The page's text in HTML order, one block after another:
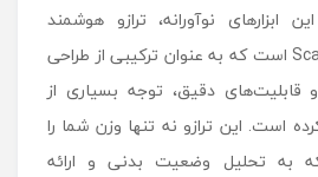
ابزارهای نوآورانه، ترازو هوشمند
شیائومی مدل Scale S400 است که به ‌عنوان ترکیبی از طراحی
قابلیت‌های دقیق، توجه بسیاری از
است. این ترازو نه ‌تنها وزن شما را
به تحلیل وضعیت بدنی و ارائه